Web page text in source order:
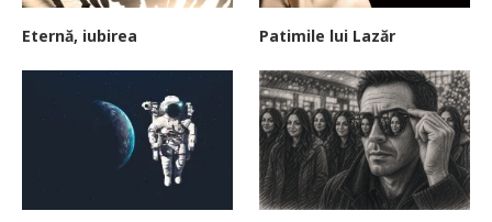
Eternă, iubirea Patimile lui Lazăr